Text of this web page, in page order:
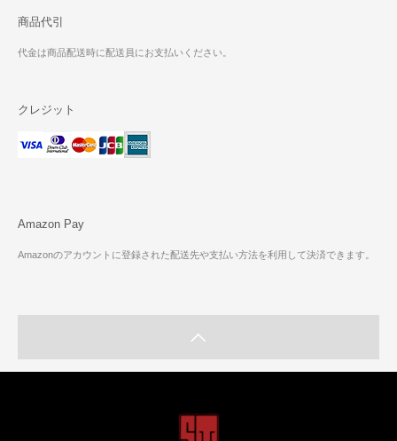
商品代引
代金は商品配送時に配送員にお支払いください。
クレジット
Amazon Pay
Amazonのアカウントに登録された配送先や支払い方法を利用して決済できます。